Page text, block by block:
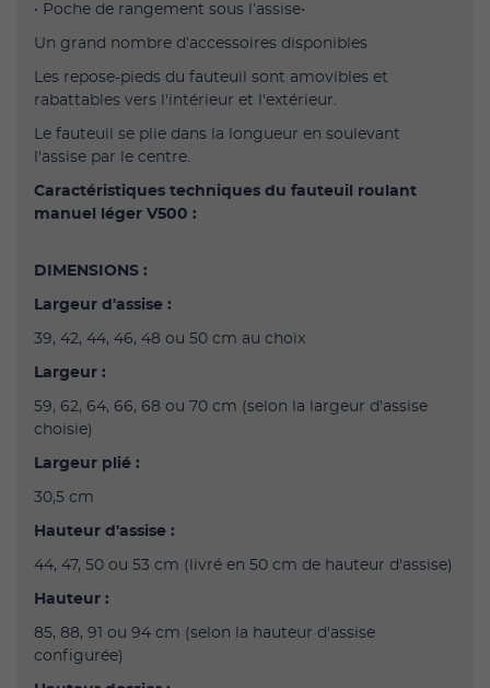
• Poche de rangement sous l’assise•
Un grand nombre d’accessoires disponibles
Les repose-pieds du fauteuil sont amovibles et
rabattables vers l'intérieur et l'extérieur.
Le fauteuil se plie dans la longueur en soulevant
l'assise par le centre.
Caractéristiques techniques du fauteuil roulant
manuel léger V500 :
DIMENSIONS :
Largeur d'assise :
39, 42, 44, 46, 48 ou 50 cm au choix
Largeur :
59, 62, 64, 66, 68 ou 70 cm (selon la largeur d'assise
choisie)
Largeur plié :
30,5 cm
Hauteur d'assise :
44, 47, 50 ou 53 cm (livré en 50 cm de hauteur d'assise)
Hauteur :
85, 88, 91 ou 94 cm (selon la hauteur d'assise
configurée)